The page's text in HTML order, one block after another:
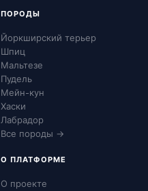
ПОРОДЫ
Йоркширский терьер
Шпиц
Мальтезе
Пудель
Мейн-кун
Хаски
Лабрадор
Все породы →
О ПЛАТФОРМЕ
О проекте